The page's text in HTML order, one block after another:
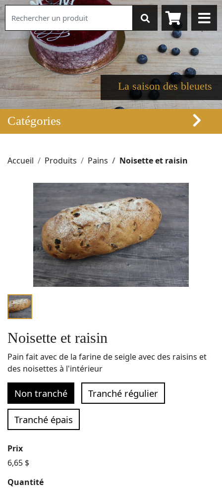
La saison des bleuets
Catégories
Accueil Produits Pains Noisette et raisin
Noisette et raisin
Pain fait avec de la farine de seigle avec des raisins et
des noisettes à l'intérieur
Non tranché Tranché régulier
Tranché épais
Prix
6,65 $
Quantité